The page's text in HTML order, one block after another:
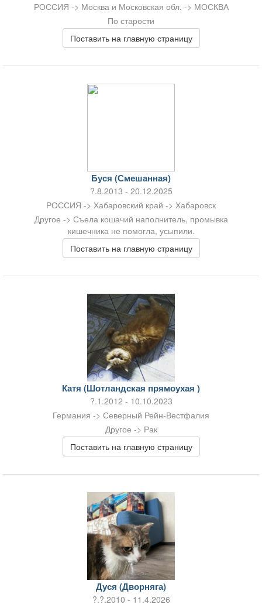
РОССИЯ -> Москва и Московская обл. -> МОСКВА
По старости
Поставить на главную страницу
Буся (Смешанная)
?.8.2013 - 20.12.2025
РОССИЯ -> Хабаровский край -> Хабаровск
Другое -> Съела кошачий наполнитель, промывка
кишечника не помогла, усыпили.
Поставить на главную страницу
Катя (Шотландская прямоухая )
?.1.2012 - 10.10.2023
Германия -> Северный Рейн-Вестфалия
Другое -> Рак
Поставить на главную страницу
Дуся (Дворняга)
?.?.2010 - 11.4.2026